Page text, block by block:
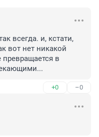
всегда. и, кстати,
вот нет никакой
в
+0 –0